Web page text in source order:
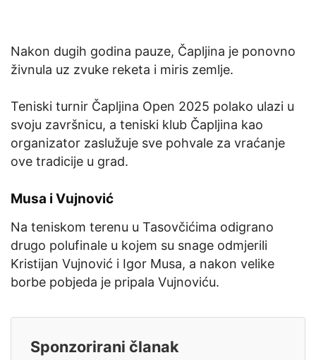
Nakon dugih godina pauze, Čapljina je ponovno
živnula uz zvuke reketa i miris zemlje.
Teniski turnir Čapljina Open 2025 polako ulazi u
svoju završnicu, a teniski klub Čapljina kao
organizator zaslužuje sve pohvale za vraćanje
ove tradicije u grad.
Musa i Vujnović
Na teniskom terenu u Tasovčićima odigrano
drugo polufinale u kojem su snage odmjerili
Kristijan Vujnović i Igor Musa, a nakon velike
borbe pobjeda je pripala Vujnoviću.
Sponzorirani članak